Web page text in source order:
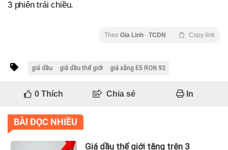
3 phiên trái chiều.
Theo Gia Linh - TCDN Copy link
giá dầu giá dầu thế giới giá xăng E5 RON 92
0Thích Chia sẻ In
BÀI ĐỌC NHIỀU
Giá dầu thế giới tăng trên 3